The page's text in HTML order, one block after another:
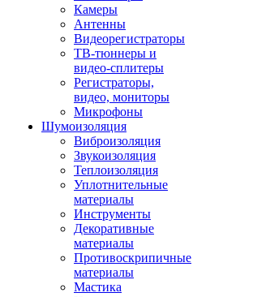
Камеры
Антенны
Видеорегистраторы
ТВ-тюннеры и
видео-сплитеры
Регистраторы,
видео, мониторы
Микрофоны
Шумоизоляция
Виброизоляция
Звукоизоляция
Теплоизоляция
Уплотнительные
материалы
Инструменты
Декоративные
материалы
Противоскрипичные
материалы
Мастика